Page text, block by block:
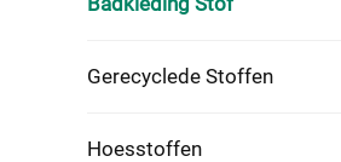
Gerecyclede Stoffen
Hoesstoffen